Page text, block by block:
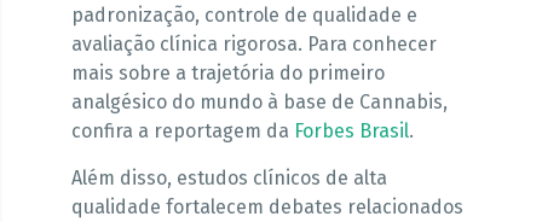
padronização, controle de qualidade e
avaliação clínica rigorosa. Para conhecer
mais sobre a trajetória do primeiro
analgésico do mundo à base de Cannabis,
confira a reportagem da Forbes Brasil.
Além disso, estudos clínicos de alta
qualidade fortalecem debates relacionados